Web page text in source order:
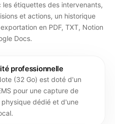
étiquettes des intervenants,
et actions, un historique
en PDF, TXT, Notion
Docs.
professionnelle
(32 Go) est doté d'un
pour une capture de
dédié et d'une